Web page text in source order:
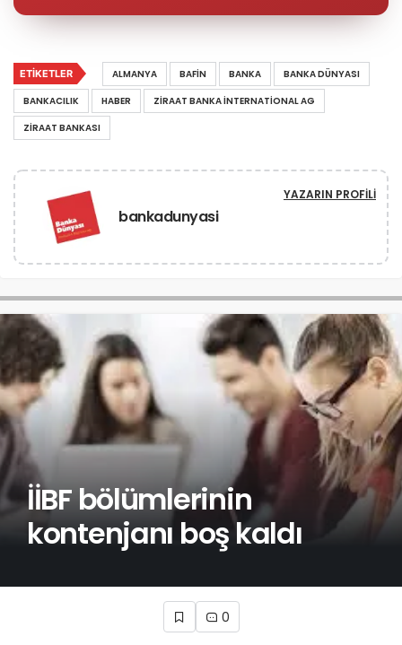
ETIKETLER ALMANYA BAFIN BANKA
BANKA DÜNYASI
BANKACILIK
HABER
ZIRAAT BANKA INTERNATIONAL AG
ZIRAAT BANKASI
bankadunyasi
YAZARIN PROFILI
İİBF bölümlerinin
kontenjanı boş kaldı
0